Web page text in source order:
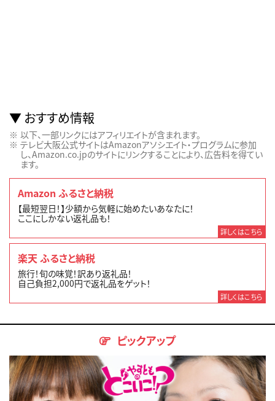
おすすめ情報
以下、一部リンクにはアフィリエイトが含まれます。
テレビ大阪公式サイトはAmazonアソシエイト・プログラムに参加
し、Amazon.co.jpのサイトにリンクすることにより、広告料を得てい
ます。
Amazon ふるさと納税
【最短翌日！】少額から気軽に始めたいあなたに！
ここにしかない返礼品も！
詳しくはこちら
楽天 ふるさと納税
旅行！旬の味覚！訳あり返礼品！
自己負担2,000円で返礼品をゲット！
詳しくはこちら
ピックアップ